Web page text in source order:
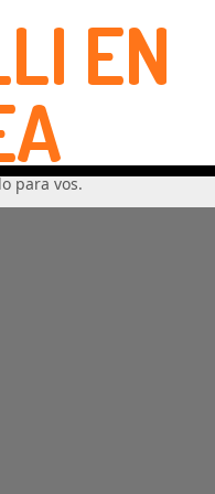
EN
para vos.